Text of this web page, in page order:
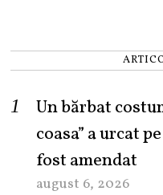
Un bărbat
coasa” a urcat
fost amendat
august 6, 2026